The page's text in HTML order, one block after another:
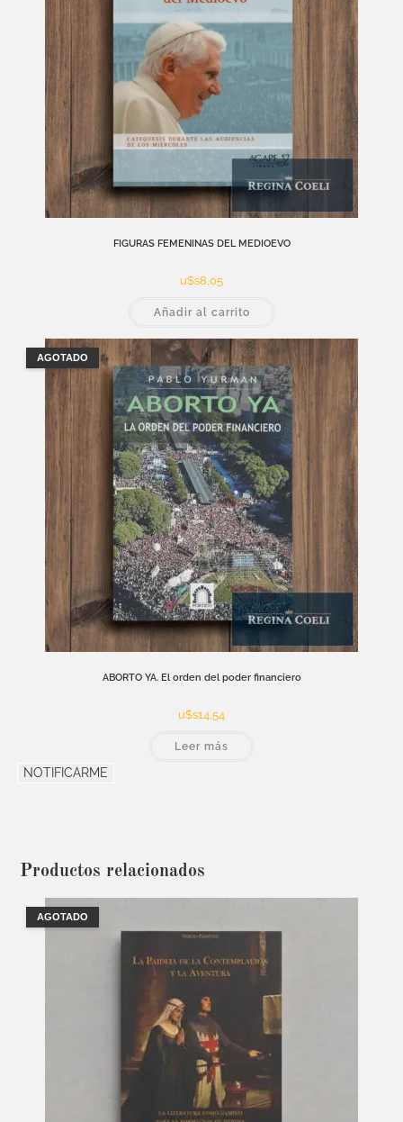
FIGURAS FEMENINAS DEL MEDIOEVO
u$s8,05
Añadir al carrito
AGOTADO
ABORTO YA. El orden del poder financiero
u$s14,54
Leer más
NOTIFICARME
Productos relacionados
AGOTADO